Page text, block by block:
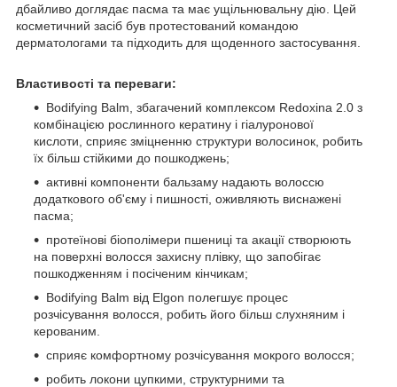
дбайливо доглядає пасма та має ущільнювальну дію. Цей
косметичний засіб був протестований командою
дерматологами та підходить для щоденного застосування.
Властивості та переваги:
Bodifying Balm, збагачений комплексом Redoxina 2.0 з
комбінацією рослинного кератину і гіалуронової
кислоти, сприяє зміцненню структури волосинок, робить
їх більш стійкими до пошкоджень;
активні компоненти бальзаму надають волоссю
додаткового об'єму і пишності, оживляють виснажені
пасма;
протеїнові біополімери пшениці та акації створюють
на поверхні волосся захисну плівку, що запобігає
пошкодженням і посіченим кінчикам;
Bodifying Balm від Elgon полегшує процес
розчісування волосся, робить його більш слухняним і
керованим.
сприяє комфортному розчісування мокрого волосся;
робить локони цупкими, структурними та